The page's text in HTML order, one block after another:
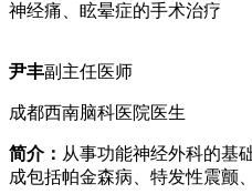
神经痛、眩晕症的手术治疗
尹丰副主任医师
成都西南脑科医院医生
简介： 从事功能神经外科的基
成包括帕金森病、特发性震颤